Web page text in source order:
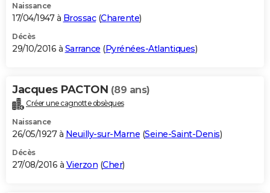
Naissance
17/04/1947 à Brossac(Charente)
Décès
29/10/2016 à Sarrance (Pyrénées-Atlantiques)
Jacques PACTON (89 ans)
Créer une cagnotte obsèques
Naissance
26/05/1927 à Neuilly-sur-Marne (Seine-Saint-Denis)
Décès
27/08/2016 à Vierzon (Cher)